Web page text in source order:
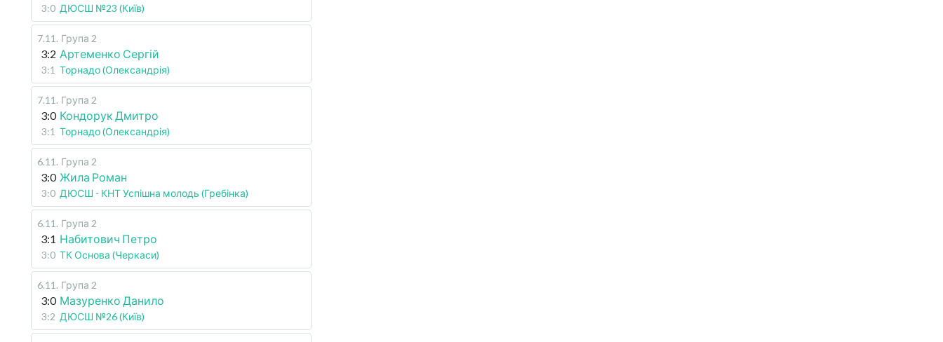
3:0 ДЮСШ №23 (Київ)
7.11 . Група 2
3:2 Артеменко Сергій
3:1 Торнадо (Олександрія)
7.11 . Група 2
3:0 Кондорук Дмитро
3:1 Торнадо (Олександрія)
6.11 . Група 2
3:0 Жила Роман
3:0 ДЮСШ - КНТ Успішна молодь (Гребінка)
6.11 . Група 2
3:1 Набитович Петро
3:0 ТК Основа (Черкаси)
6.11 . Група 2
3:0 Мазуренко Данило
3:2 ДЮСШ №26 (Київ)